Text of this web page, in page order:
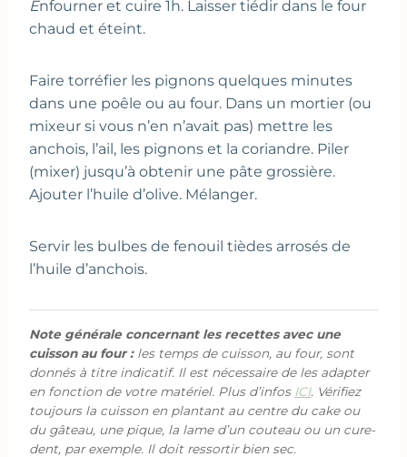
Enfourner et cuire 1h. Laisser tiédir dans le four
chaud et éteint.
Faire torréfier les pignons quelques minutes
dans une poêle ou au four. Dans un mortier (ou
mixeur si vous n’en n’avait pas) mettre les
anchois, l’ail, les pignons et la coriandre. Piler
(mixer) jusqu’à obtenir une pâte grossière.
Ajouter l’huile d’olive. Mélanger.
Servir les bulbes de fenouil tièdes arrosés de
l’huile d’anchois.
Note générale concernant les recettes avec une
cuisson au four :les temps de cuisson, au four, sont
donnés à titre indicatif. Il est nécessaire de les adapter
en fonction de votre matériel. Plus d’infos ICI. Vérifiez
toujours la cuisson en plantant au centre du cake ou
du gâteau, une pique, la lame d’un couteau ou un cure-
dent, par exemple. Il doit ressortir bien sec.